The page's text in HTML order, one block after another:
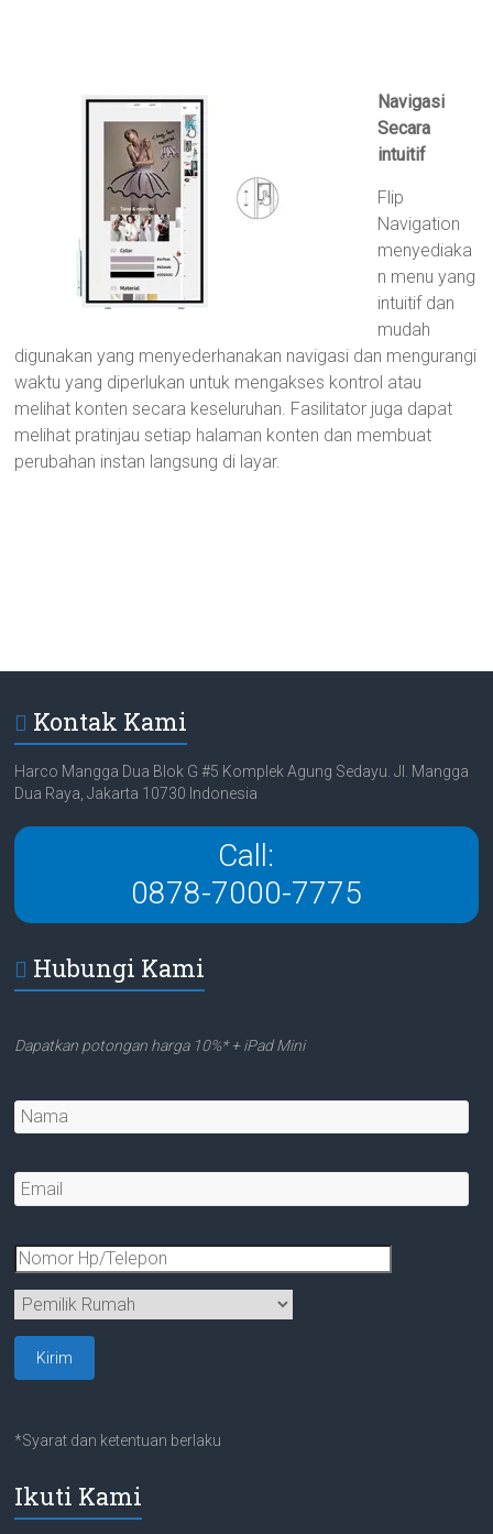
Navigasi
Secara
intuitif
Flip
Navigation
menyediaka
n menu yang
intuitif dan
mudah
digunakan yang menyederhanakan navigasi dan mengurangi
waktu yang diperlukan untuk mengakses kontrol atau
melihat konten secara keseluruhan. Fasilitator juga dapat
melihat pratinjau setiap halaman konten dan membuat
perubahan instan langsung di layar.
Kontak Kami
Harco Mangga Dua Blok G #5 Komplek Agung Sedayu. Jl. Mangga
Dua Raya, Jakarta 10730 Indonesia
Call:
0878-7000-7775
Hubungi Kami
Dapatkan potongan harga 10%* + iPad Mini
*Syarat dan ketentuan berlaku
Ikuti Kami